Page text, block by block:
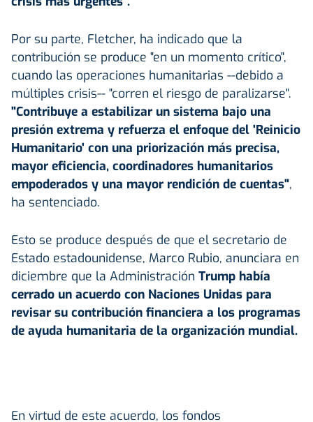
Por su parte, Fletcher, ha indicado que la
contribución se produce "en un momento crítico",
cuando las operaciones humanitarias --debido a
múltiples crisis-- "corren el riesgo de paralizarse".
"Contribuye a estabilizar un sistema bajo una
presión extrema y refuerza el enfoque del 'Reinicio
Humanitario' con una priorización más precisa,
mayor eficiencia, coordinadores humanitarios
empoderados y una mayor rendición de cuentas",
ha sentenciado.
Esto se produce después de que el secretario de
Estado estadounidense, Marco Rubio, anunciara en
diciembre que la Administración Trump había
cerrado un acuerdo con Naciones Unidas para
revisar su contribución financiera a los programas
de ayuda humanitaria de la organización mundial.
En virtud de este acuerdo, los fondos